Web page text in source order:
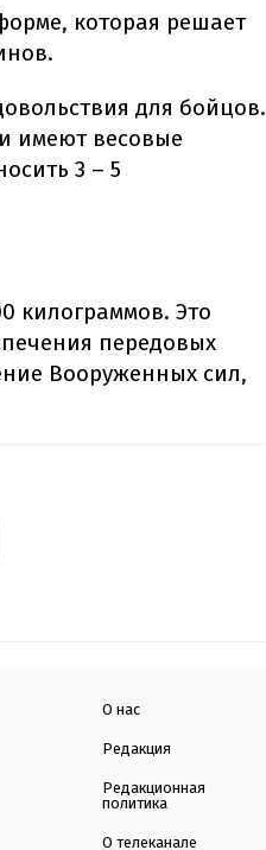
которая решает
для бойцов.
имеют весовые
3 – 5
килограммов. Это
передовых
Вооруженных сил,
О нас
Редакция
Редакционная
политика
О телеканале